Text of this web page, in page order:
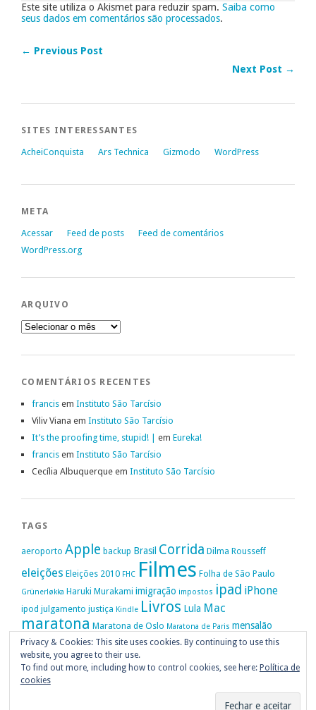
Este site utiliza o Akismet para reduzir spam. Saiba como
seus dados em comentários são processados.
← Previous Post
Next Post →
SITES INTERESSANTES
AcheiConquista Ars Technica Gizmodo WordPress
META
Acessar Feed de posts
Feed de comentários
WordPress.org
ARQUIVO
Arquivo
COMENTÁRIOS RECENTES
francis em Instituto São Tarcísio
Viliv Viana em Instituto São Tarcísio
It’s the proofing time, stupid! | em Eureka!
francis em Instituto São Tarcísio
Cecília Albuquerque em Instituto São Tarcísio
TAGS
aeroporto Apple backup Brasil Corrida Dilma Rousseff
eleições Eleições 2010 FHC Filmes Folha de São Paulo
Grünerløkka Haruki Murakami imigração impostos ipad iPhone
ipod julgamento justiça Kindle Livros Lula Mac
maratona Maratona de Oslo Maratona de Paris mensalão
movimento passe livre música nike Noruega OAB OiOsloPolítica
Portugal Privacidade protestos PT
Vitória da Conquista
Privacy & Cookies: This site uses cookies. By continuing to use this
website, you agree to their use.
To find out more, including how to control cookies, see here: Política de
cookies